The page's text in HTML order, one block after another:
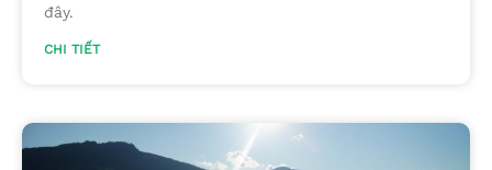
đây.
CHI TIẾT